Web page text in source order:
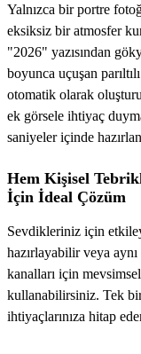
Yalnızca bir portre
eksiksiz bir atmosfer
"2026" yazısından
boyunca uçuşan
otomatik olarak
ek görsele ihtiyaç
saniyeler içinde
Hem Kişisel
İçin İdeal Çözüm
Sevdikleriniz için
hazırlayabilir veya aynı
kanalları için
kullanabilirsiniz. Tek
ihtiyaçlarınıza hitap